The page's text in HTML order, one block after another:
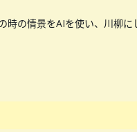
の情景をAIを使い、川柳に